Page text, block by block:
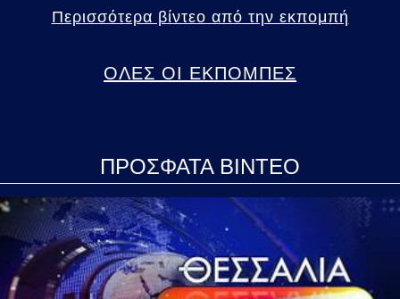
Περισσότερα βίντεο από την εκπομπή
ΟΛΕΣ ΟΙ ΕΚΠΟΜΠΕΣ
ΠΡΟΣΦΑΤΑ ΒΙΝΤΕΟ